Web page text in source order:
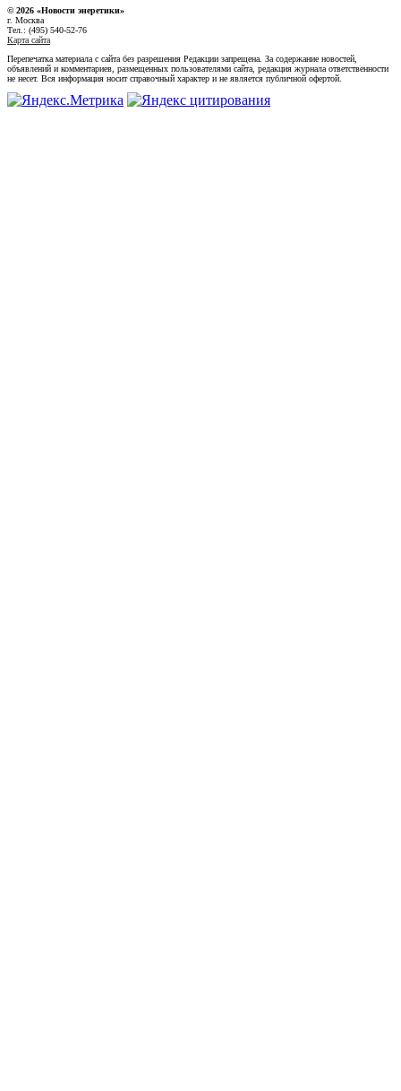
© 2026 «Новости энеретики»
г. Москва
Тел.: (495) 540-52-76
Карта сайта
Перепечатка материала с сайта без разрешения Редакции запрещена. За содержание новостей,
объявлений и комментариев, размещенных пользователями сайта, редакция журнала ответственности
не несет. Вся информация носит справочный характер и не является публичной офертой.